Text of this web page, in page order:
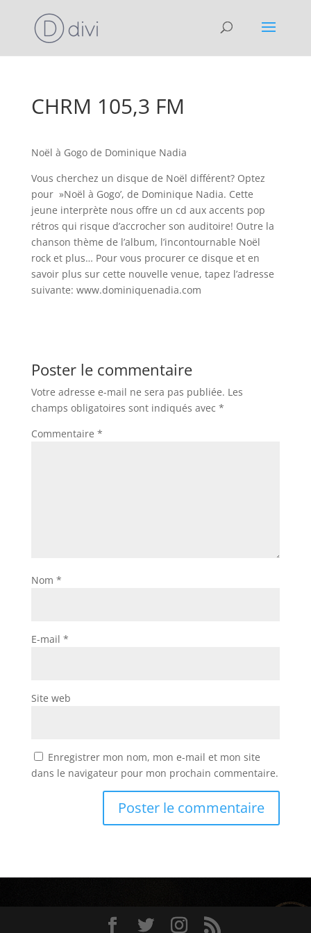
CHRM 105,3 FM
Noël à Gogo de Dominique Nadia
Vous cherchez un disque de Noël différent? Optez
pour »Noël à Gogo’, de Dominique Nadia. Cette
jeune interprète nous offre un cd aux accents pop
rétros qui risque d’accrocher son auditoire! Outre la
chanson thème de l’album, l’incontournable Noël
rock et plus… Pour vous procurer ce disque et en
savoir plus sur cette nouvelle venue, tapez l’adresse
suivante: www.dominiquenadia.com
Poster le commentaire
Votre adresse e-mail ne sera pas publiée. Les
champs obligatoires sont indiqués avec *
Commentaire *
Nom *
E-mail *
Site web
Enregistrer mon nom, mon e-mail et mon site
dans le navigateur pour mon prochain commentaire.